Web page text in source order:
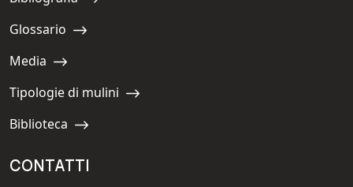
Navigate to:
Navigate to:
Glossario
Navigate to:
Media
Navigate to:
Tipologie di mulini
Navigate to:
Biblioteca
CONTATTI